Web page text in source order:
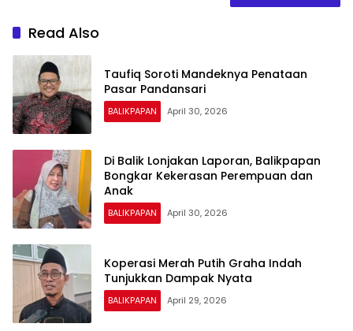
Read Also
Taufiq Soroti Mandeknya Penataan
Pasar Pandansari
BALIKPAPAN April 30, 2026
Di Balik Lonjakan Laporan, Balikpapan
Bongkar Kekerasan Perempuan dan
Anak
BALIKPAPAN April 30, 2026
Koperasi Merah Putih Graha Indah
Tunjukkan Dampak Nyata
BALIKPAPAN April 29, 2026